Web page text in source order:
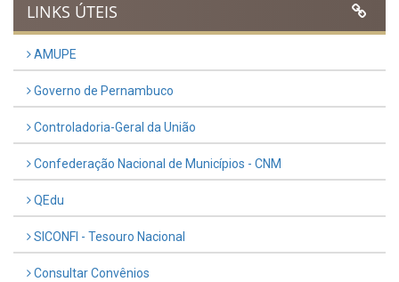
LINKS ÚTEIS
AMUPE
Governo de Pernambuco
Controladoria-Geral da União
Confederação Nacional de Municípios - CNM
QEdu
SICONFI - Tesouro Nacional
Consultar Convênios